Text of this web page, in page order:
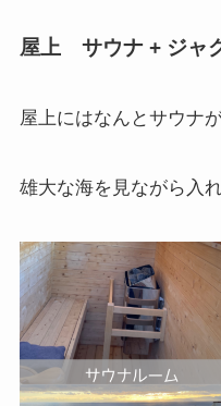
屋上 サウナ + ジャ
屋上にはなんとサウナ
雄大な海を見ながら入